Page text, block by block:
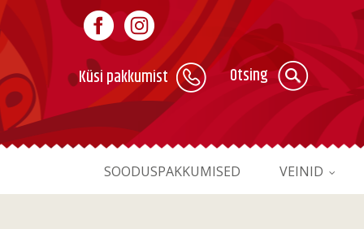
Küsi pakkumist Otsing
SOODUSPAKKUMISED VEINID